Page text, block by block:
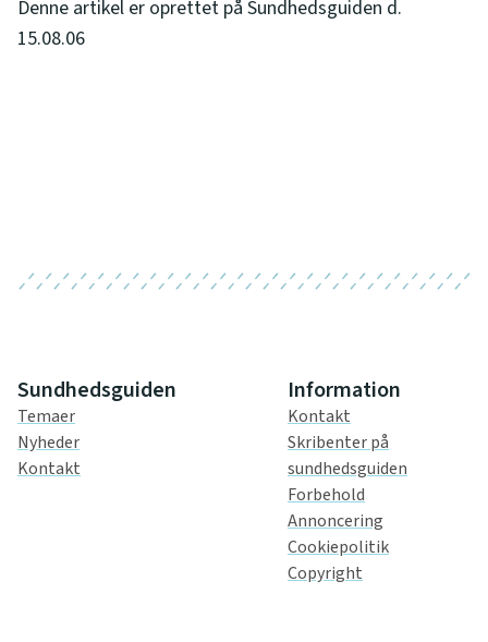
Denne artikel er oprettet på Sundhedsguiden d.
15.08.06
Sundhedsguiden
Temaer
Nyheder
Kontakt
Information
Kontakt
Skribenter på
sundhedsguiden
Forbehold
Annoncering
Cookiepolitik
Copyright